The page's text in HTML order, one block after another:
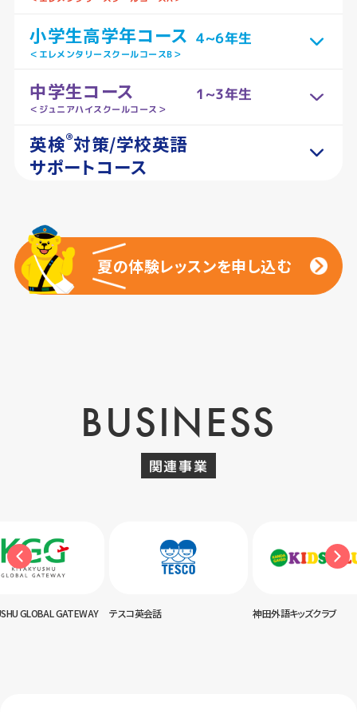
小学生高学年コース 4~6年生
＜エレメンタリースクールコースB＞
中学生コース 1~3年生
＜ジュニアハイスクールコース＞
英検®対策/学校英語
サポートコース
夏の体験レッスンを申し込む
夏の体験レッスンを申し込む
BUSINESS
関連事業
GLOBAL GATEWAY テスコ英会話 神田外語キッズクラブ